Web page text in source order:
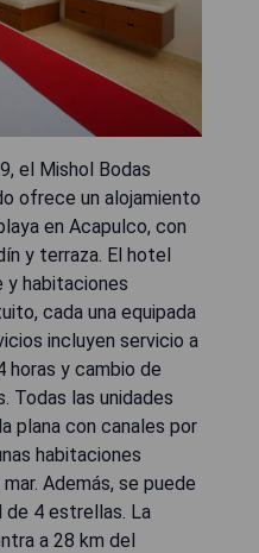
el Mishol Bodas
ofrece un alojamiento
en Acapulco, con
y terraza. El hotel
y habitaciones
cada una equipada
incluyen servicio a
horas y cambio de
Todas las unidades
plana con canales por
habitaciones
Además, se puede
de 4 estrellas. La
a 28 km del